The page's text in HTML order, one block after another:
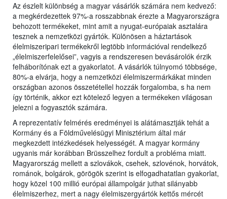
Az észlelt különbség a magyar vásárlók számára nem kedvező:
a megkérdezettek 97%-a rosszabbnak érezte a Magyarországra
behozott termékeket, mint amit a nyugat-európaiak asztalára
tesznek a nemzetközi gyártók. Különösen a háztartások
élelmiszeripari termékekről legtöbb információval rendelkező
„élelmiszerfelelősei”, vagyis a rendszeresen bevásárolók érzik
felháborítónak ezt a gyakorlatot. A vásárlók túlnyomó többsége,
80%-a elvárja, hogy a nemzetközi élelmiszermárkákat minden
országban azonos összetétellel hozzák forgalomba, s ha nem
így történik, akkor ezt kötelező legyen a termékeken világosan
jelezni a fogyasztók számára.
A reprezentatív felmérés eredményei is alátámasztják tehát a
Kormány és a Földművelésügyi Minisztérium által már
megkezdett intézkedések helyességét. A magyar kormány
ugyanis már korábban Brüsszelhez fordult a probléma miatt.
Magyarország mellett a szlovákok, csehek, szlovénok, horvátok,
románok, bolgárok, görögök szerint is elfogadhatatlan gyakorlat,
hogy közel 100 millió európai állampolgár juthat silányabb
élelmiszerhez, mert a nagy élelmiszergyártók kettős mércét